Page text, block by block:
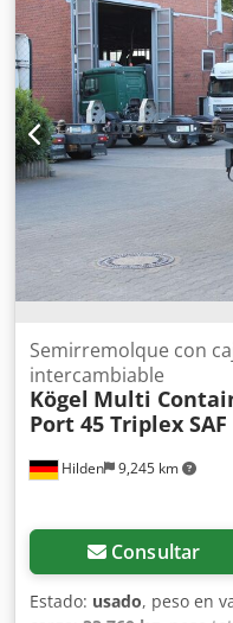
(Alemania) Año de
Altura de elevación:
máxima con la carga
elevación libre
(SIDESHIFT)
las horquillas: 1.200 mm
cargador externo
Próximamente, video.
Hilden 9,245 km
Semirremolque con
intercambiable
Kögel Multi
Port 45 Triplex SAF
Consultar
Estado: usado, peso en